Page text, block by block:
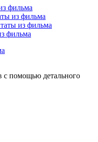
фильма
из фильма
из фильма
фильма
помощью детального